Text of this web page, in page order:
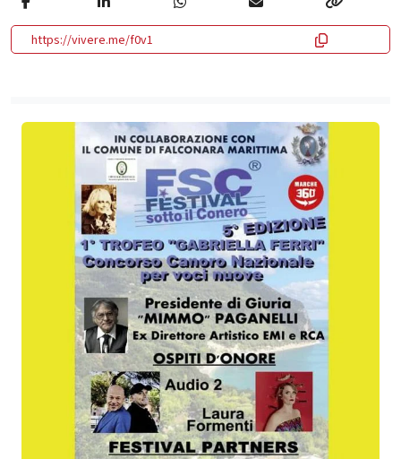
https://vivere.me/f0v1